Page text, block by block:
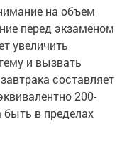
на объем
перед экзаменом
увеличить
и вызвать
составляет
200-
быть в пределах